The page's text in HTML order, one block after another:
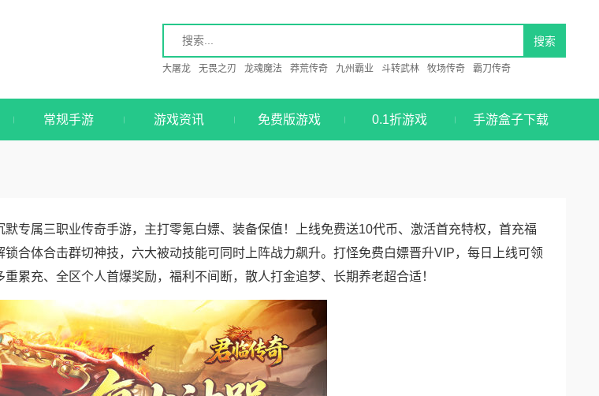
大屠龙 无畏之刃 龙魂魔法 莽荒传奇 九州霸业 斗转武林 牧场传奇 霸刀传奇
常规手游 游戏资讯 免费版游戏 0.1折游戏 手游盒子下载
专属三职业传奇手游，主打零氪白嫖、装备保值！上线免费送10代币、激活首充特权，首充福
合体合击群切神技，六大被动技能可同时上阵战力飙升。打怪免费白嫖晋升VIP，每日上线可领
累充、全区个人首爆奖励，福利不间断，散人打金追梦、长期养老超合适！